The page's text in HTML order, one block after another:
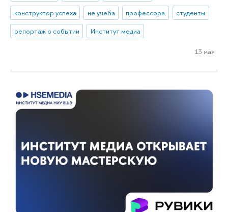
конструктор успеха
не учеба профессора
студенты
репортаж о событии
Институт медиа
13 мая